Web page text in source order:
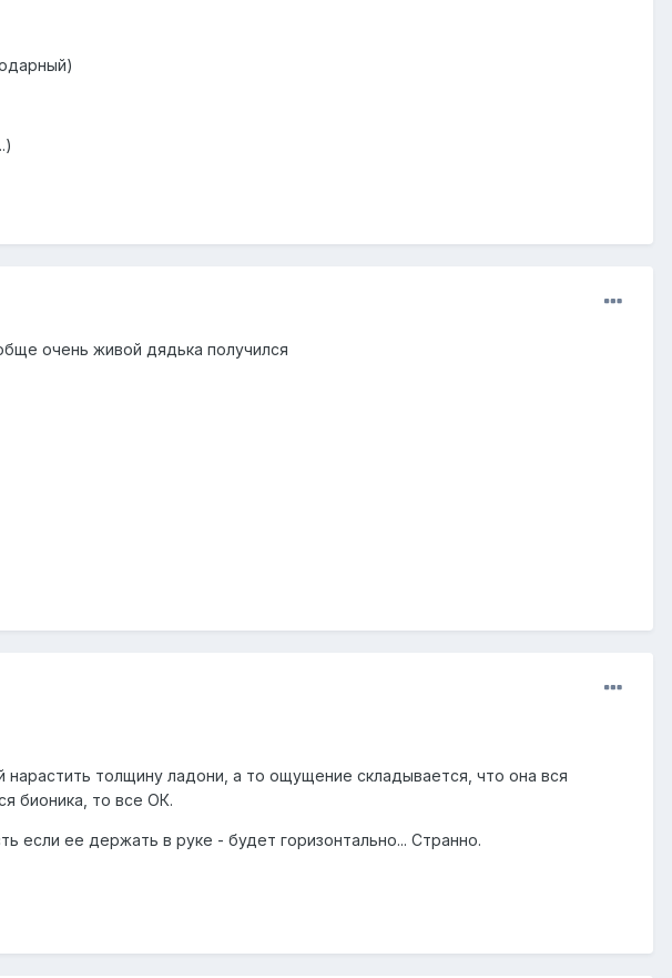
очень живой дядька получился
толщину ладони, а то ощущение складывается, что она вся
бионика, то все ОК.
если ее держать в руке - будет горизонтально... Странно.